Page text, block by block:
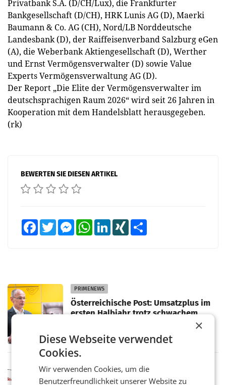
Privatbank S.A. (D/CH/Lux), die Frankfurter
Bankgesellschaft (D/CH), HRK Lunis AG (D), Maerki
Baumann & Co. AG (CH), Nord/LB Norddeutsche
Landesbank (D), der Raiffeisenverband Salzburg eGen
(A), die Weberbank Aktiengesellschaft (D), Werther
und Ernst Vermögensverwalter (D) sowie Value
Experts Vermögensverwaltung AG (D).
Der Report „Die Elite der Vermögensverwalter im
deutsch­sprachigen Raum 2026“ wird seit 26 Jahren in
Kooperation mit dem Handelsblatt herausgegeben.
(rk)
BEWERTEN SIE DIESEN ARTIKEL
FacebookTwitter MessengerWhatsAppLinkedInXING
PRIMENEWS
Österreichische Post: Umsatzplus im
ersten Halbjahr trotz schwachem
WIEN Die Österreichische Post AG hat im
ersten Halbjahr 2026 einen Konzernumsatz
von 1.544,0 Mio. EUR erwirtschaftet, was
einem Plus von 3,8 Prozent gegenüber dem
MARKETING & MEDIA
ProSiebenSat.1 spart und macht
×
Diese Webseite verwendet
Cookies.
Wir verwenden Cookies, um die
Benutzerfreundlichkeit unserer Website zu